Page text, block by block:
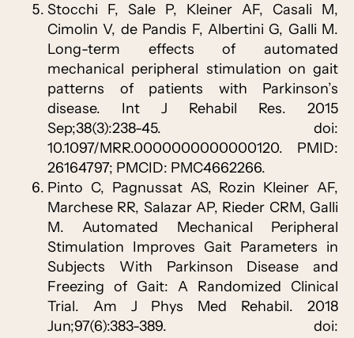
Stocchi F, Sale P, Kleiner AF, Casali M,
Cimolin V, de Pandis F, Albertini G, Galli M.
Long-term effects of automated
mechanical peripheral stimulation on gait
patterns of patients with Parkinson’s
disease. Int J Rehabil Res. 2015
Sep;38(3):238-45. doi:
10.1097/MRR.0000000000000120. PMID:
26164797; PMCID: PMC4662266.
Pinto C, Pagnussat AS, Rozin Kleiner AF,
Marchese RR, Salazar AP, Rieder CRM, Galli
M. Automated Mechanical Peripheral
Stimulation Improves Gait Parameters in
Subjects With Parkinson Disease and
Freezing of Gait: A Randomized Clinical
Trial. Am J Phys Med Rehabil. 2018
Jun;97(6):383-389. doi: